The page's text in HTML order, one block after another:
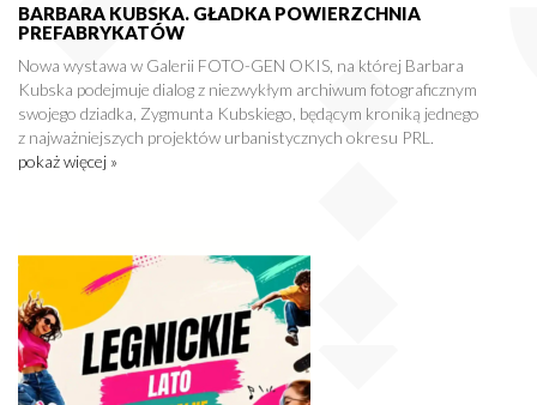
BARBARA KUBSKA. GŁADKA POWIERZCHNIA
PREFABRYKATÓW
Nowa wystawa w Galerii FOTO-GEN OKIS, na której Barbara
Kubska podejmuje dialog z niezwykłym archiwum fotograficznym
swojego dziadka, Zygmunta Kubskiego, będącym kroniką jednego
z najważniejszych projektów urbanistycznych okresu PRL.
pokaż więcej »